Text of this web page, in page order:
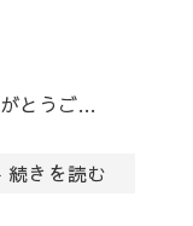
とうご…
きを読む